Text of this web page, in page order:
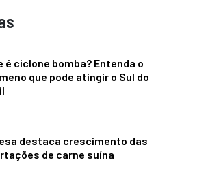
é ciclone bomba? Entenda o
que pode atingir o Sul do
destaca crescimento das
de carne suína